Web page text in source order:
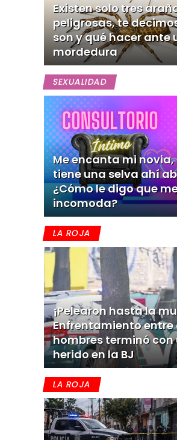
Existen solo tres
peligrosas, te
son y qué hacer ante
mordedura
SEXUALIDAD
Me encanta mi novia,
tiene una selva ahí
¿Cómo le digo que
incomoda?
LA ROJA
¡Pelearon hasta la
Enfrentamiento entre
hombres terminó con
herido en la BJ
LA ROJA